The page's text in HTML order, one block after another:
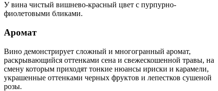
У вина чистый вишнево-красный цвет с пурпурно-
фиолетовыми бликами.
Аромат
Вино демонстрирует сложный и многогранный аромат,
раскрывающийся оттенками сена и свежескошенной травы, на
смену которым приходят тонкие нюансы ириски и карамели,
украшенные оттенками черных фруктов и лепестков сушеной
розы.